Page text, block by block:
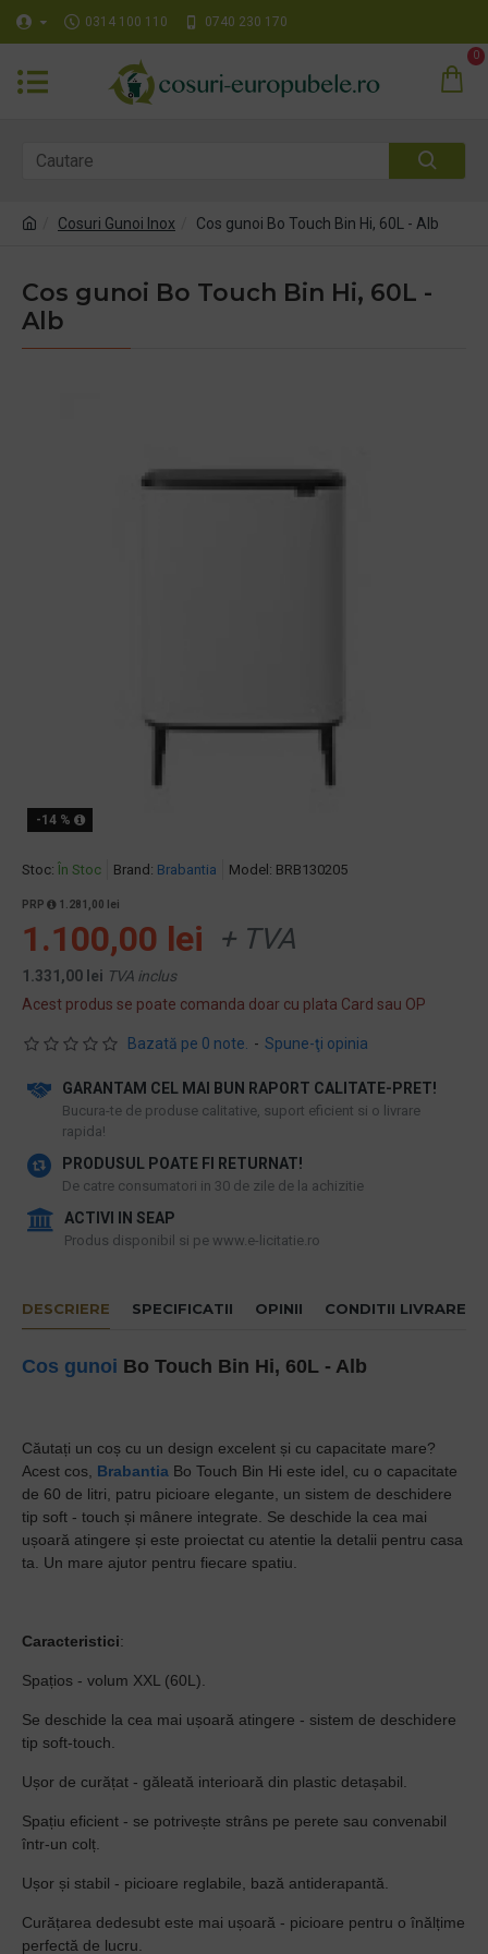
0314 100 110 0740 230 170
0
Cosuri Gunoi Inox Cos gunoi Bo Touch Bin Hi, 60L - Alb
Cos gunoi Bo Touch Bin Hi, 60L -
Alb
-14 %
Stoc: În Stoc Brand: Brabantia Model: BRB130205
Bazată pe 0 note. - Spune-ţi opinia
PRP 1.281,00 lei
1.100,00 lei + TVA
1.331,00 lei TVA inclus
Acest produs se poate comanda doar cu plata Card sau OP
GARANTAM CEL MAI BUN RAPORT CALITATE-PRET!
​Bucura-te de produse calitative, suport eficient si o livrare
rapida!
PRODUSUL POATE FI RETURNAT!
De catre consumatori in 30 de zile de la achizitie
ACTIVI IN SEAP
Produs disponibil si pe www.e-licitatie.ro
DESCRIERE SPECIFICATII OPINII CONDITII LIVRARE
Cos gunoi Bo Touch Bin Hi, 60L - Alb
Căutați un coș cu un design excelent și cu capacitate mare?
Acest cos, Brabantia Bo Touch Bin Hi este idel, cu o capacitate
de 60 de litri, patru picioare elegante, un sistem de deschidere
tip soft - touch și mânere integrate. Se deschide la cea mai
ușoară atingere și este proiectat cu atentie la detalii pentru casa
ta. Un mare ajutor pentru fiecare spatiu.
Caracteristici:
Spațios - volum XXL (60L).
Se deschide la cea mai ușoară atingere - sistem de deschidere
tip soft-touch.
Ușor de curățat - găleată interioară din plastic detașabil.
Spațiu eficient - se potrivește strâns pe perete sau convenabil
într-un colț.
Ușor și stabil - picioare reglabile, bază antiderapantă.
Curățarea dedesubt este mai ușoară - picioare pentru o înălțime
perfectă de lucru.